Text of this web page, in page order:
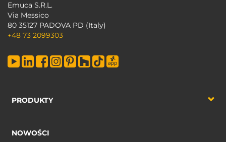
Emuca S.R.L.
Via Messico
80 35127 PADOVA PD (Italy)
+48 73 2099303
PRODUKTY
NOWOŚCI